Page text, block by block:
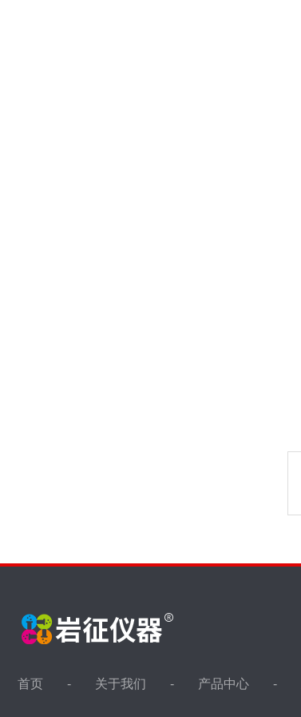
首页 关于我们 产品中心